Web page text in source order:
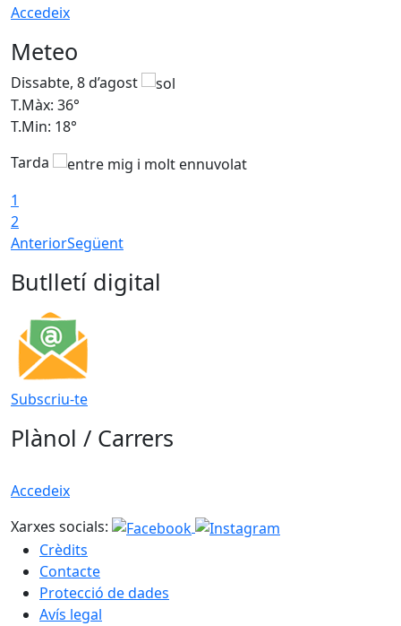
Accedeix
Meteo
Dissabte, 8 d’agost
T.Màx: 36°
T.Min: 18°
Tarda
1
2
AnteriorSegüent
Butlletí digital
Subscriu-te
Plànol / Carrers
Accedeix
Xarxes socials:
Crèdits
Contacte
Protecció de dades
Avís legal